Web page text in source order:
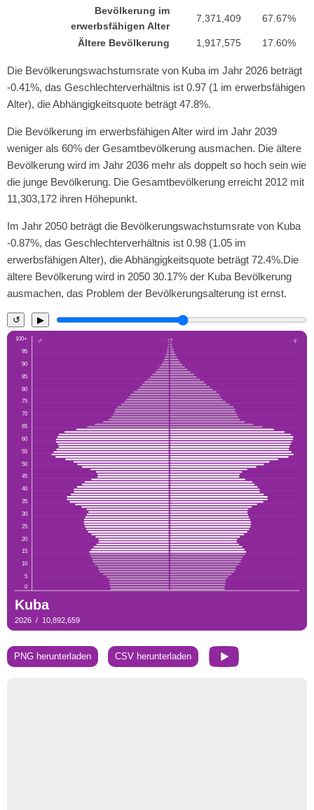
Bevölkerung im
erwerbsfähigen Alter
7,371,409 67.67%
Ältere Bevölkerung 1,917,575 17.60%
Die Bevölkerungswachstumsrate von Kuba im Jahr 2026 beträgt
-0.41%, das Geschlechterverhältnis ist 0.97 (1 im erwerbsfähigen
Alter), die Abhängigkeitsquote beträgt 47.8%.
Die Bevölkerung im erwerbsfähigen Alter wird im Jahr 2039
weniger als 60% der Gesamtbevölkerung ausmachen. Die ältere
Bevölkerung wird im Jahr 2036 mehr als doppelt so hoch sein wie
die junge Bevölkerung. Die Gesamtbevölkerung erreicht 2012 mit
11,303,172 ihren Höhepunkt.
Im Jahr 2050 beträgt die Bevölkerungswachstumsrate von Kuba
-0.87%, das Geschlechterverhältnis ist 0.98 (1.05 im
erwerbsfähigen Alter), die Abhängigkeitsquote beträgt 72.4%.Die
ältere Bevölkerung wird in 2050 30.17% der Kuba Bevölkerung
ausmachen, das Problem der Bevölkerungsalterung ist ernst.
↺ ▶
PNG herunterladen CSV herunterladen